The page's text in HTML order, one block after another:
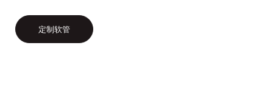
定制软管